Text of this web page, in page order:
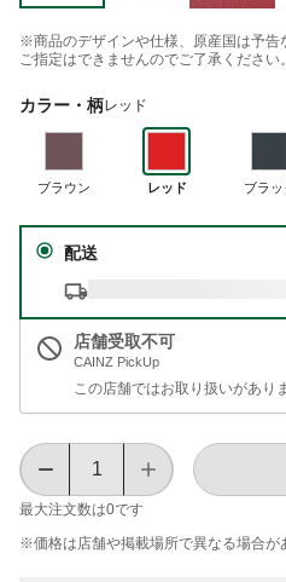
※商品のデザインや仕様、原産国は予告
ご指定はできませんのでご了承ください。
カラー・柄レッド
ブラウン レッド ブラッ
配送
店舗受取不可
CAINZ PickUp
この店舗ではお取り扱いがあり
最大注文数は0です
※価格は​店舗や​掲載場所で​異なる​場合が​